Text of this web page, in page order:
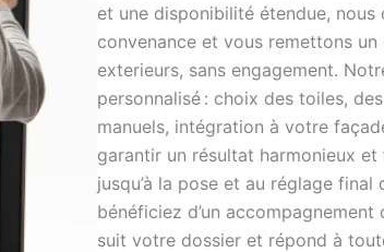
et une disponibilité étendue,
convenance et vous remettons
exterieurs, sans engagement.
personnalisé : choix des toiles,
manuels, intégration à votre
garantir un résultat harmonieux
jusqu’à la pose et au réglage
bénéficiez d’un
suit votre dossier et répond à